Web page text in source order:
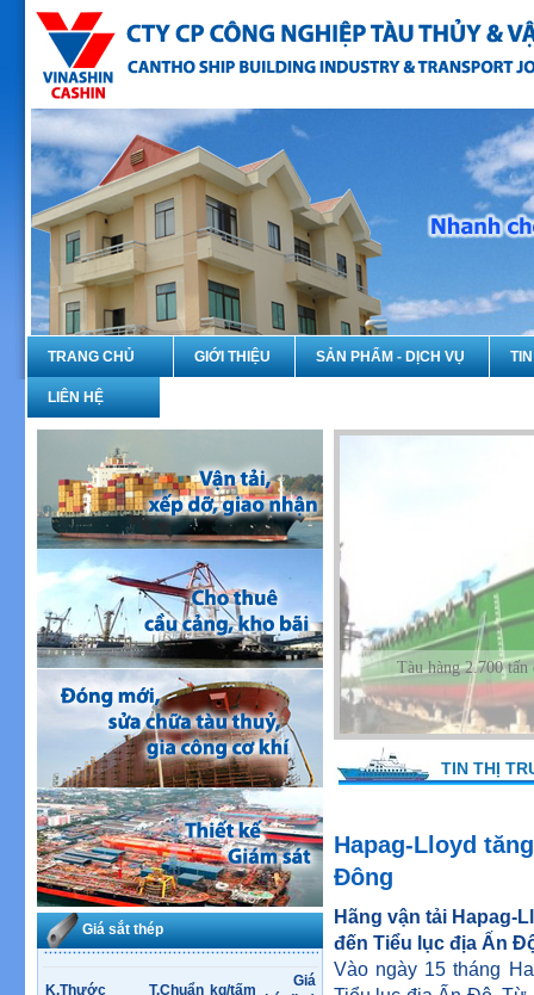
TRANG CHỦ GIỚI THIỆU SẢN PHẨM - DỊCH VỤ
LIÊN HỆ
Giá sắt thép
K.Thước T.Chuẩn kg/tấm
Giá
Tàu hàng 630 Tấn
TIN THỊ
Hapag-Lloyd
Đông
Hãng vận tải Hapag-
đến Tiểu lục địa Ấn
Vào ngày 15 tháng